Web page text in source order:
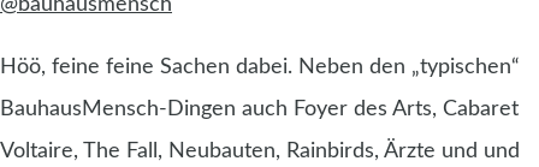
Höö, feine feine Sachen dabei. Neben den „typischen“
BauhausMensch-Dingen auch Foyer des Arts, Cabaret
Voltaire, The Fall, Neubauten, Rainbirds, Ärzte und und